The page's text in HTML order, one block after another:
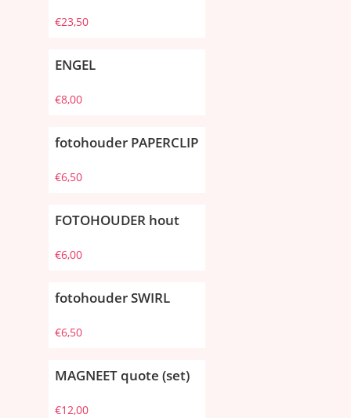
€23,50
ENGEL
€8,00
fotohouder PAPERCLIP
€6,50
FOTOHOUDER hout
€6,00
fotohouder SWIRL
€6,50
MAGNEET quote (set)
€12,00